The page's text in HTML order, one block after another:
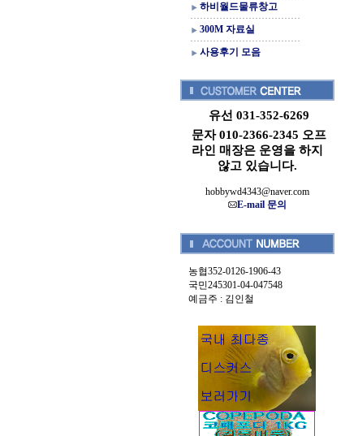
하비월드물류창고
300M 자료실
사용후기 모음
유선 031-352-6269
문자 010-2366-2345 오프
라인 매장은 운영을 하지
않고 있습니다.
hobbywd4343@naver.com
E-mail 문의
농협352-0126-1906-43
국민245301-04-047548
예금주 : 김인철